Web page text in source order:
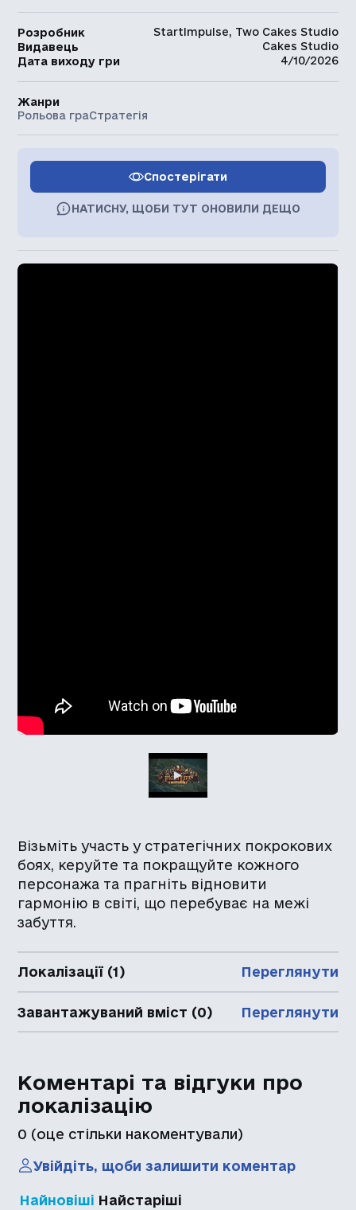
Візьміть участь у стратегічних покрокових
боях, керуйте та покращуйте кожного
персонажа та прагніть відновити
гармонію в світі, що перебуває на межі
забуття.
Локалізації (1) Переглянути
Завантажуваний вміст (0) Переглянути
Коментарі та відгуки про
локалізацію
0 (оце стільки накоментували)
Увійдіть, щоби залишити коментар
Найновіші Найстаріші
Розробник
StartImpulse, Two Cakes Studio
Видавець
Cakes Studio
Дата виходу гри
4/10/2026
Жанри
Рольова граСтратегія
Спостерігати
НАТИСНУ, ЩОБИ ТУТ ОНОВИЛИ ДЕЩО